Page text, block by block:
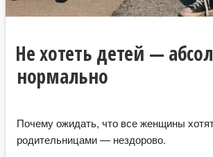
Не хотеть детей —
нормально
Почему ожидать, что все женщины
родительницами — нездорово.